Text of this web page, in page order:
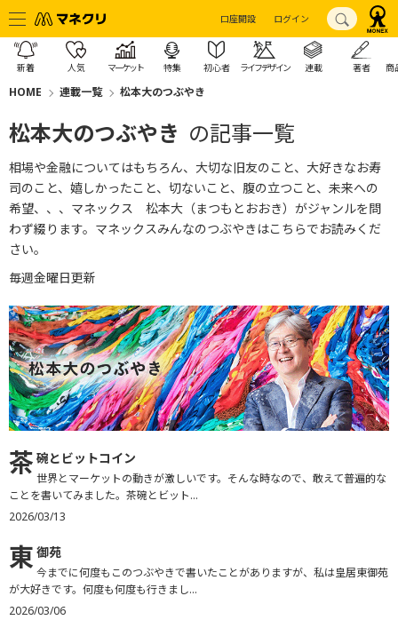
口座開設 ログイン
新着 人気 マーケット 特集 初心者 ライフデザイン 連載 著者 商
HOME 連載一覧 松本大のつぶやき
松本大のつぶやき の記事一覧
相場や金融についてはもちろん、大切な旧友のこと、大好きなお寿
司のこと、嬉しかったこと、切ないこと、腹の立つこと、未来への
希望、、、マネックス 松本大（まつもとおおき）がジャンルを問
わず綴ります。 マネックスみんなのつぶやきはこちらでお読みくだ
さい。
毎週金曜日更新
茶 碗とビットコイン
世界とマーケットの動きが激しいです。そんな時なので、敢えて普遍的な
ことを書いてみました。茶碗とビット...
2026/03/13
東 御苑
今までに何度もこのつぶやきで書いたことがありますが、私は皇居東御苑
が大好きです。何度も何度も行きまし...
2026/03/06